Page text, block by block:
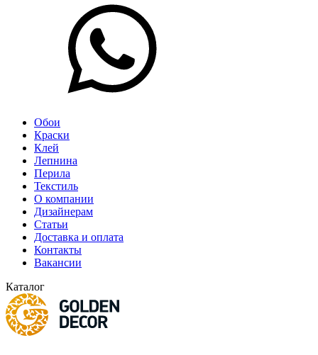
Обои
Краски
Клей
Лепнина
Перила
Текстиль
О компании
Дизайнерам
Статьи
Доставка и оплата
Контакты
Вакансии
Каталог